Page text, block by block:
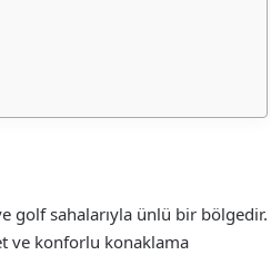
golf sahalarıyla ünlü bir bölgedir.
ve konforlu konaklama